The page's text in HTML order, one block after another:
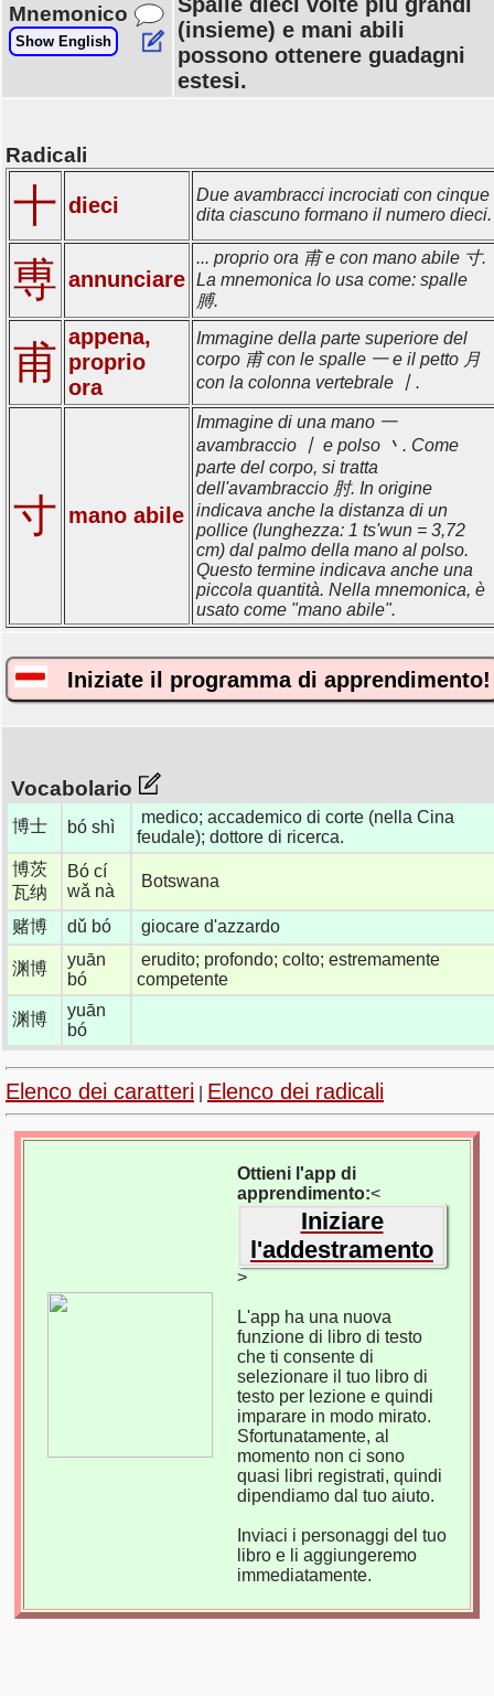
Mnemonico
Show English
(insieme) e mani abili
possono ottenere guadagni
estesi.
Radicali
十 dieci
Due avambracci incrociati con cinque
dita ciascuno formano il numero dieci.
尃 annunciare
... proprio ora 甫 e con mano abile 寸.
La mnemonica lo usa come: spalle
膊.
甫
appena,
proprio
ora
Immagine della parte superiore del
corpo 甫 con le spalle 一 e il petto 月
con la colonna vertebrale 丨.
寸 mano abile
Immagine di una mano 一
avambraccio 丨 e polso 丶. Come
parte del corpo, si tratta
dell'avambraccio 肘. In origine
indicava anche la distanza di un
pollice (lunghezza: 1 ts'wun = 3,72
cm) dal palmo della mano al polso.
Questo termine indicava anche una
piccola quantità. Nella mnemonica, è
usato come "mano abile".
Iniziate il programma di apprendimento!
Vocabolario
博士 bó shì
medico; accademico di corte (nella Cina
feudale); dottore di ricerca.
博茨
瓦纳
Bó cí
wǎ nà
Botswana
赌博 dǔ bó giocare d'azzardo
渊博
yuān
bó
erudito; profondo; colto; estremamente
competente
渊博
yuān
bó
Elenco dei caratteri Elenco dei radicali
Ottieni l'app di
apprendimento:<
Iniziare
l'addestramento
>
L'app ha una nuova
funzione di libro di testo
che ti consente di
selezionare il tuo libro di
testo per lezione e quindi
imparare in modo mirato.
Sfortunatamente, al
momento non ci sono
quasi libri registrati, quindi
dipendiamo dal tuo aiuto.
Inviaci i personaggi del tuo
libro e li aggiungeremo
immediatamente.